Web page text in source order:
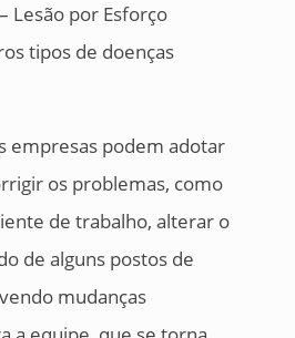
Lesão por Esforço
tipos de doenças
empresas podem adotar
os problemas, como
de trabalho, alterar o
de alguns postos de
mudanças